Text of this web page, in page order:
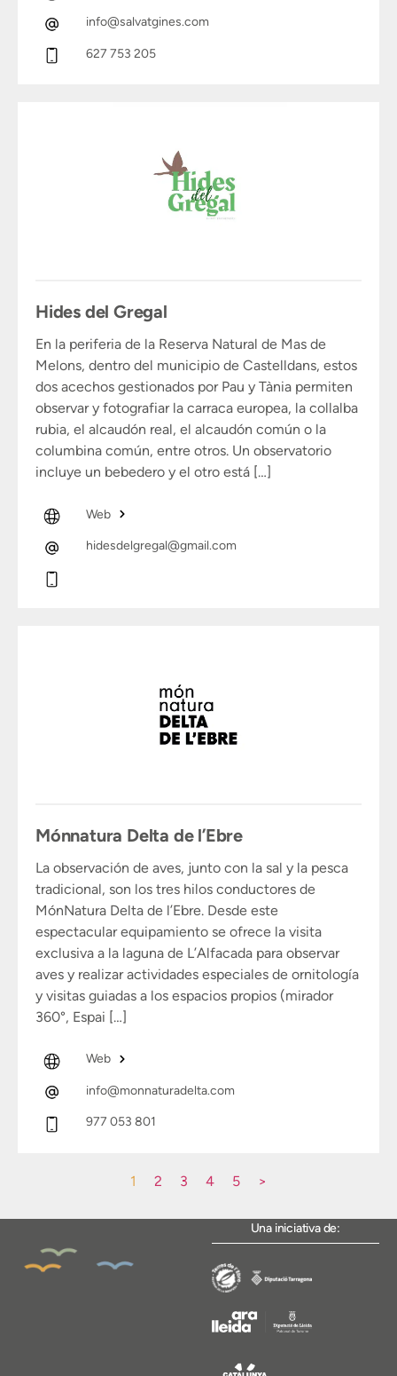
info@salvatgines.com
627 753 205
Hides del Gregal
En la periferia de la Reserva Natural de Mas de
Melons, dentro del municipio de Castelldans, estos
dos acechos gestionados por Pau y Tània permiten
observar y fotografiar la carraca europea, la collalba
rubia, el alcaudón real, el alcaudón común o la
columbina común, entre otros. Un observatorio
incluye un bebedero y el otro está […]
Web
hidesdelgregal@gmail.com
Mónnatura Delta de l’Ebre
La observación de aves, junto con la sal y la pesca
tradicional, son los tres hilos conductores de
MónNatura Delta de l’Ebre. Desde este
espectacular equipamiento se ofrece la visita
exclusiva a la laguna de L’Alfacada para observar
aves y realizar actividades especiales de ornitología
y visitas guiadas a los espacios propios (mirador
360°, Espai […]
Web
info@monnaturadelta.com
977 053 801
1 2 3 4 5 >
Una iniciativa de: